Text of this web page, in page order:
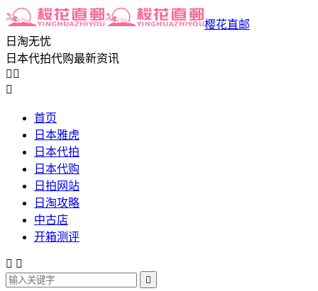
樱花直邮
日淘无忧
日本代拍代购最新资讯
 

首页
日本雅虎
日本代拍
日本代购
日拍网站
日淘攻略
中古店
开箱测评
 
